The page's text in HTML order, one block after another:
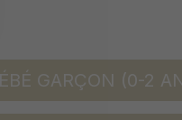
GARÇON (0-2